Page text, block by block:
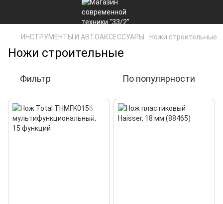
ИНСТРУМЕНТЫ И АВТОАКСЕССУАРЫ Ножи строительные
Ножи строительные
Фильтр По популярности